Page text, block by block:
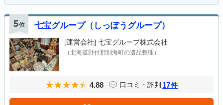
5位 七宝グループ（しっぽうグループ）
[運営会社] 七宝グループ株式会社
（北海道野付郡別海町の遺品整理）
4.88 口コミ・評判 17件